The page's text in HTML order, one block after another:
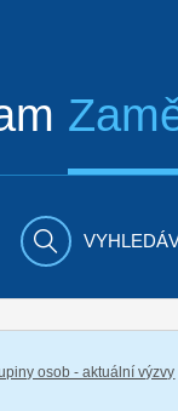
osob - aktuální výzvy